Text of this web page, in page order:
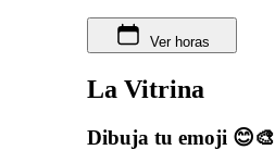
Ver horas
La Vitrina
Dibuja tu emoji 😊🎨